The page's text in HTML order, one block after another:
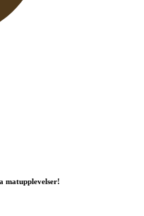
matupplevelser!